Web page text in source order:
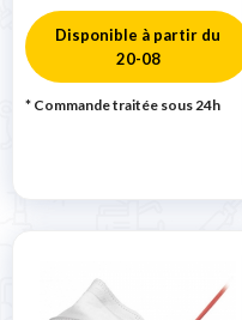
Disponible à partir du
20-08
* Commande traitée sous 24h